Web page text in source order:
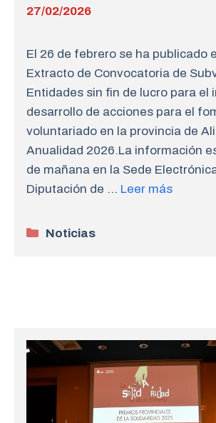
27/02/2026
El 26 de febrero se ha publicado
Extracto de Convocatoria de
Entidades sin fin de lucro para el
desarrollo de acciones para el
voluntariado en la provincia de
Anualidad 2026.La información
de mañana en la Sede
Diputación de … Leer más
Categorías
Noticias